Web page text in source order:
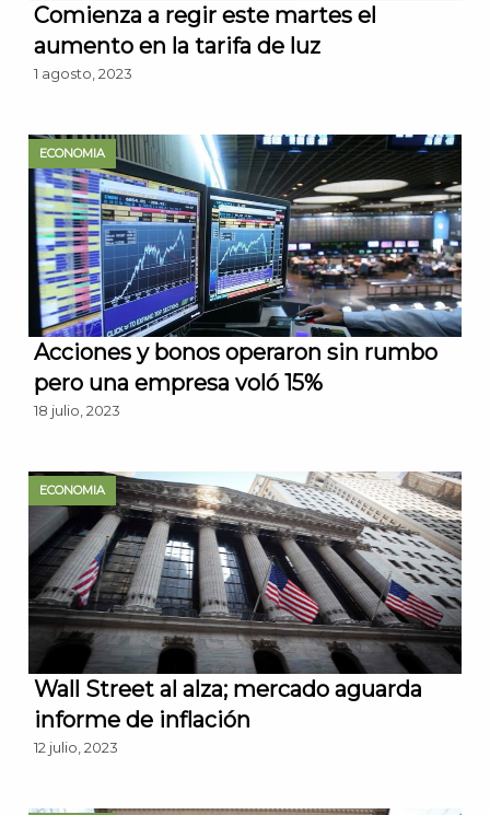
Comienza a regir este martes el
aumento en la tarifa de luz
1 agosto, 2023
ECONOMIA
Acciones y bonos operaron sin rumbo
pero una empresa voló 15%
18 julio, 2023
ECONOMIA
Wall Street al alza; mercado aguarda
informe de inflación
12 julio, 2023